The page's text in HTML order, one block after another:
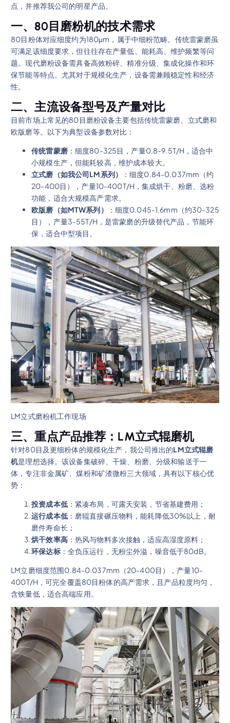
点，并推荐我公司的明星产品。
一、80目磨粉机的技术需求
80目粉体对应细度约为180μm，属于中细粉范畴。传统雷蒙磨虽
可满足该细度要求，但往往存在产量低、能耗高、维护频繁等问
题。现代磨粉设备需具备高效粉碎、精准分级、集成化操作和环
保节能等特点。尤其对于规模化生产，设备需兼顾稳定性和经济
性。
二、主流设备型号及产量对比
目前市场上常见的80目磨粉设备主要包括传统雷蒙磨、立式磨和
欧版磨等。以下为典型设备参数对比：
传统雷蒙磨：细度80-325目，产量0.8-9.5T/H，适合中
小规模生产，但能耗较高，维护成本较大。
立式磨（如我公司LM系列）
：细度0.84-0.037mm（约
20-400目），产量10-400T/H，集成烘干、粉磨、选粉
功能，适合大规模高产需求。
欧版磨（如MTW系列）
：细度0.045-1.6mm（约30-325
目），产量3-55T/H，是雷蒙磨的升级替代产品，节能环
保，适合中型项目。
LM立式磨粉机工作现场
三、重点产品推荐：LM立式辊磨机
针对80目及更细粉体的规模化生产，我公司推出的LM立式辊磨
机是理想选择。该设备集破碎、干燥、粉磨、分级和输送于一
体，专注非金属矿、煤粉和矿渣微粉三大领域，具有以下核心优
势：
投资成本低：紧凑布局，可露天安装，节省基建费用；
运行成本低：磨辊直接碾压物料，能耗降低30%以上，耐
磨件寿命长；
烘干效率高：热风与物料多次接触，适应高湿度原料；
环保达标：全负压运行，无粉尘外溢，噪音低于80dB。
LM立磨细度范围0.84-0.037mm（20-400目），产量10-
400T/H，可完全覆盖80目粉体的高产需求，且产品粒度均匀，
含铁量低，适合高端应用。